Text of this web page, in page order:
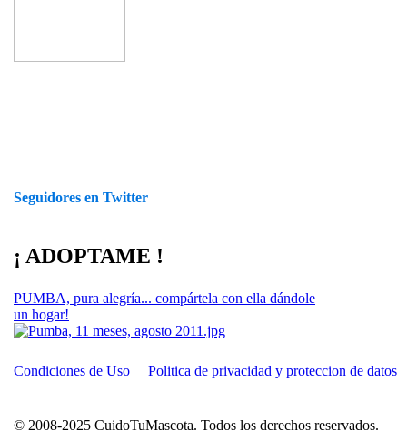
Seguidores en Twitter
¡ ADOPTAME !
PUMBA, pura alegría... compártela con ella dándole
un hogar!
Condiciones de Uso Politica de privacidad y proteccion de datos
© 2008-2025 CuidoTuMascota. Todos los derechos reservados.